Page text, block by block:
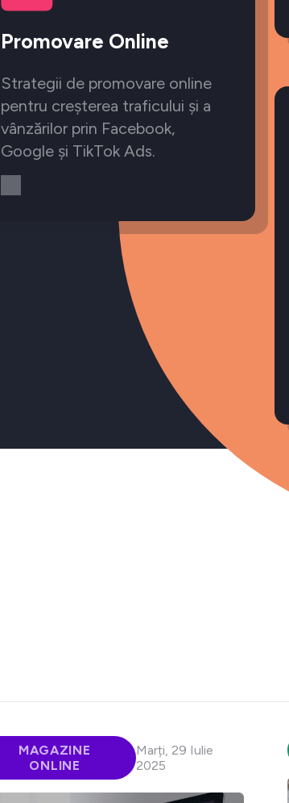
Promovare Online
Strategii de promovare online
pentru creșterea traficului și a
vânzărilor prin Facebook,
Google și TikTok Ads.
MAGAZINE
ONLINE
Marți, 29 Iulie
2025